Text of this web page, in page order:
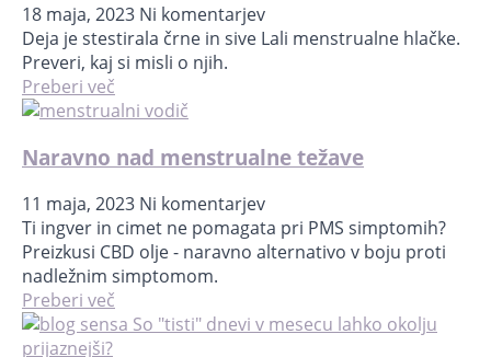
18 maja, 2023 Ni komentarjev
Deja je stestirala črne in sive Lali menstrualne hlačke.
Preveri, kaj si misli o njih.
Preberi več
Naravno nad menstrualne težave
11 maja, 2023 Ni komentarjev
Ti ingver in cimet ne pomagata pri PMS simptomih?
Preizkusi CBD olje - naravno alternativo v boju proti
nadležnim simptomom.
Preberi več